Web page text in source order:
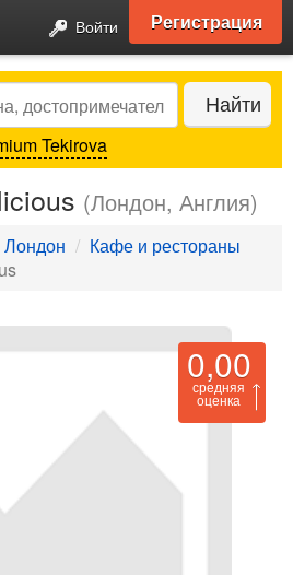
Войти Регистрация
Найти
Tekirova
(Лондон, Англия)
Лондон
Кафе и рестораны
0,00
средняя
оценка